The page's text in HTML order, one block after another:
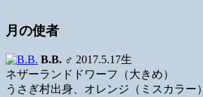
月の使者
B.B. ♂ 2017.5.17生
ネザーランドドワーフ（大きめ）
うさぎ村出身、オレンジ（ミスカラー）